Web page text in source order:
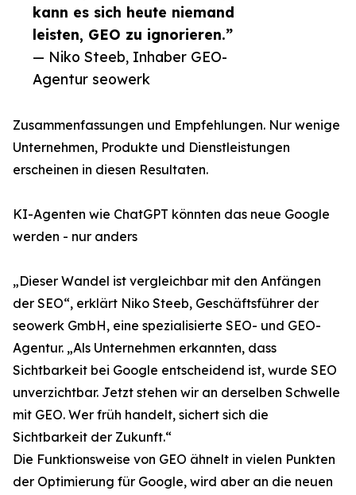
kann es sich heute niemand
leisten, GEO zu ignorieren.”
— Niko Steeb, Inhaber GEO-
Agentur seowerk
Zusammenfassungen und Empfehlungen. Nur wenige
Unternehmen, Produkte und Dienstleistungen
erscheinen in diesen Resultaten.
KI-Agenten wie ChatGPT könnten das neue Google
werden - nur anders
„Dieser Wandel ist vergleichbar mit den Anfängen
der SEO“, erklärt Niko Steeb, Geschäftsführer der
seowerk GmbH, eine spezialisierte SEO- und GEO-
Agentur. „Als Unternehmen erkannten, dass
Sichtbarkeit bei Google entscheidend ist, wurde SEO
unverzichtbar. Jetzt stehen wir an derselben Schwelle
mit GEO. Wer früh handelt, sichert sich die
Sichtbarkeit der Zukunft.“
Die Funktionsweise von GEO ähnelt in vielen Punkten
der Optimierung für Google, wird aber an die neuen